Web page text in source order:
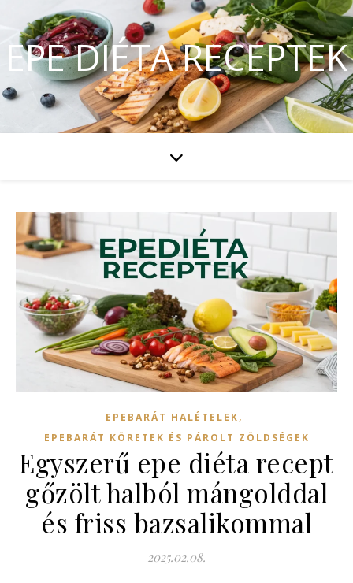
EPE DIÉTA RECEPTEK
EPEBARÁT HALÉTELEK,
EPEBARÁT KÖRETEK ÉS PÁROLT ZÖLDSÉGEK
Egyszerű epe diéta recept
gőzölt halból mángolddal
és friss bazsalikommal
2025.02.08.